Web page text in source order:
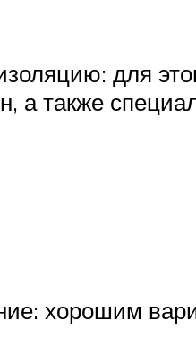
для
а также
хорошим